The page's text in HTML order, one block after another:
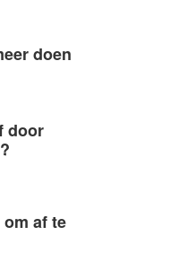
doen
door
af te